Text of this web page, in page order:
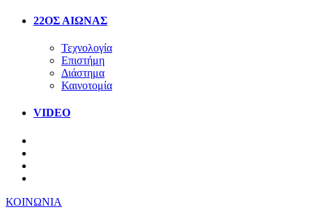
22ΟΣ ΑΙΩΝΑΣ
Τεχνολογία
Επιστήμη
Διάστημα
Καινοτομία
VIDEO
ΚΟΙΝΩΝΙΑ